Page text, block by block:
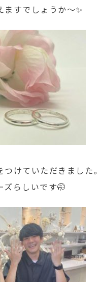
すでしょうか～✨
けていただきました。
ズらしいです🤭